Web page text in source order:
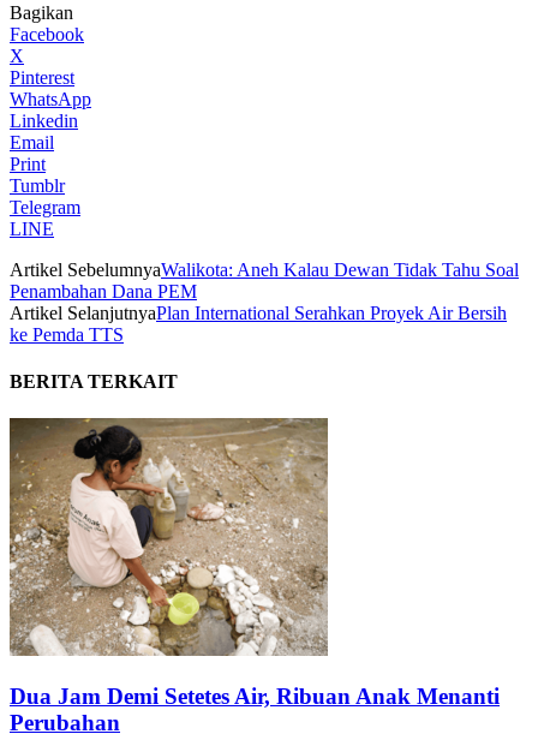
Bagikan
Facebook
X
Pinterest
WhatsApp
Linkedin
Email
Print
Tumblr
Telegram
LINE
Artikel SebelumnyaWalikota: Aneh Kalau Dewan Tidak Tahu Soal
Penambahan Dana PEM
Artikel SelanjutnyaPlan International Serahkan Proyek Air Bersih
ke Pemda TTS
BERITA TERKAIT
Dua Jam Demi Setetes Air, Ribuan Anak Menanti
Perubahan